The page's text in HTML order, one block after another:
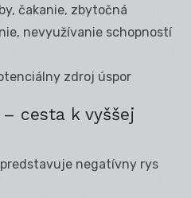
čakanie, zbytočná
nevyužívanie schopností
zdroj úspor
cesta k vyššej
negatívny rys